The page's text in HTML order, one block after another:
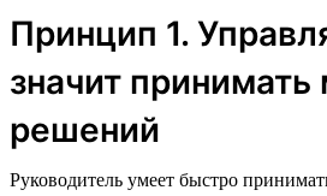
Принцип 1.
значит принимать
решений
Руководитель умеет быстро